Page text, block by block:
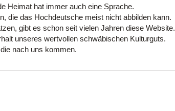
Heimat hat immer auch eine Sprache.
die das Hochdeutsche meist nicht abbilden kann.
gibt es schon seit vielen Jahren diese Website.
unseres wertvollen schwäbischen Kulturguts.
nach uns kommen.